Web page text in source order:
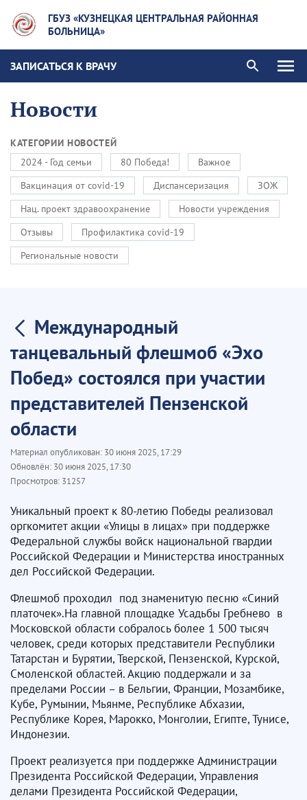
ГБУЗ «КУЗНЕЦКАЯ ЦЕНТРАЛЬНАЯ РАЙОННАЯ
БОЛЬНИЦА»
ЗАПИСАТЬСЯ К ВРАЧУ
Новости
КАТЕГОРИИ НОВОСТЕЙ
2024 - Год семьи
80 Победа!
Важное
Вакцинация от covid-19
Диспансеризация
ЗОЖ
Нац. проект здравоохранение
Новости учреждения
Отзывы
Профилактика covid-19
Региональные новости
Международный
танцевальный флешмоб «Эхо
Побед» состоялся при участии
представителей Пензенской
области
Материал опубликован: 30 июня 2025, 17:29
Обновлён: 30 июня 2025, 17:30
Просмотров: 31257
Уникальный проект к 80-летию Победы реализовал
оргкомитет акции «Улицы в лицах» при поддержке
Федеральной службы войск национальной гвардии
Российской Федерации и Министерства иностранных
дел Российской Федерации.
Флешмоб проходил под знаменитую песню «Синий
платочек».На главной площадке Усадьбы Гребнево в
Московской области собралось более 1 500 тысяч
человек, среди которых представители Республики
Татарстан и Бурятии, Тверской, Пензенской, Курской,
Смоленской областей. Акцию поддержали и за
пределами России – в Бельгии, Франции, Мозамбике,
Кубе, Румынии, Мьянме, Республике Абхазии,
Республике Корея, Марокко, Монголии, Египте, Тунисе,
Индонезии.
Проект реализуется при поддержке Администрации
Президента Российской Федерации, Управления
делами Президента Российской Федерации,